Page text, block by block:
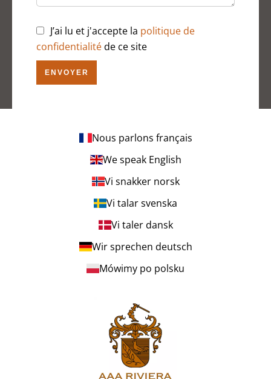
J’ai lu et j'accepte la politique de
confidentialitéde ce site
ENVOYER
Nous parlons français
We speak English
Vi snakker norsk
Vi talar svenska
Vi taler dansk
Wir sprechen deutsch
Mówimy po polsku